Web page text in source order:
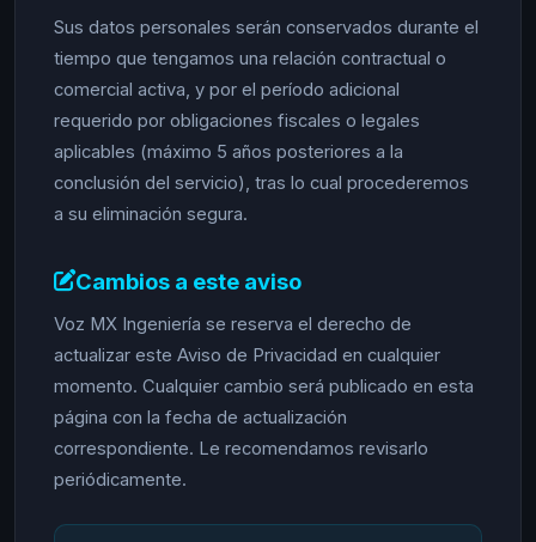
Sus datos personales serán conservados durante el
tiempo que tengamos una relación contractual o
comercial activa, y por el período adicional
requerido por obligaciones fiscales o legales
aplicables (máximo 5 años posteriores a la
conclusión del servicio), tras lo cual procederemos
a su eliminación segura.
Cambios a este aviso
Voz MX Ingeniería se reserva el derecho de
actualizar este Aviso de Privacidad en cualquier
momento. Cualquier cambio será publicado en esta
página con la fecha de actualización
correspondiente. Le recomendamos revisarlo
periódicamente.